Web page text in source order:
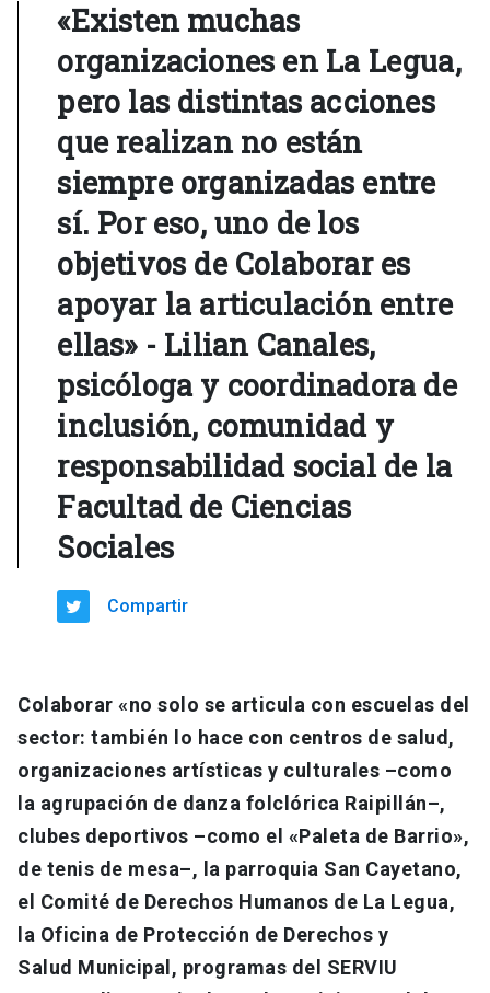
«Existen muchas
organizaciones en La Legua,
pero las distintas acciones
que realizan no están
siempre organizadas entre
sí. Por eso, uno de los
objetivos de Colaborar es
apoyar la articulación entre
ellas» - Lilian Canales,
psicóloga y coordinadora de
inclusión, comunidad y
responsabilidad social de la
Facultad de Ciencias
Sociales
Compartir
Colaborar «no solo se articula con escuelas del
sector: también lo hace con centros de salud,
organizaciones artísticas y culturales –como
la agrupación de danza folclórica Raipillán–,
clubes deportivos –como el «Paleta de Barrio»,
de tenis de mesa–, la parroquia San Cayetano,
el Comité de Derechos Humanos de La Legua,
la Oficina de Protección de Derechos y
Salud Municipal, programas del SERVIU